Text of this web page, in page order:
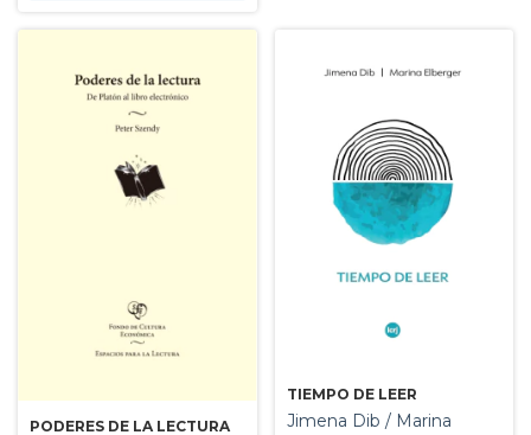
PODERES DE LA LECTURA
TIEMPO DE LEER
Jimena Dib / Marina